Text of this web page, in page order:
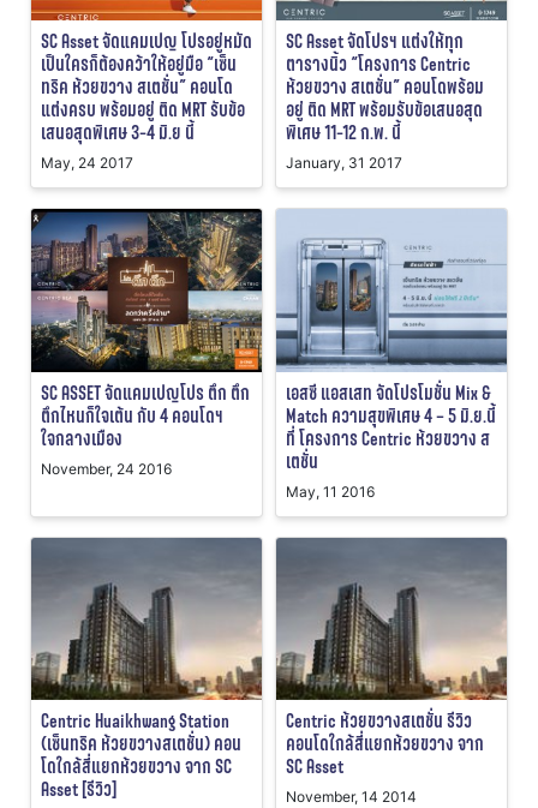
SC Asset จัดแคมเปญ โปรอยู่หมัด
เป็นใครก็ต้องคว้าให้อยู่มือ “เซ็น
ทริค ห้วยขวาง สเตชั่น” คอนโด
แต่งครบ พร้อมอยู่ ติด MRT รับข้อ
เสนอสุดพิเศษ 3-4 มิ.ย นี้
May, 24 2017
SC Asset จัดโปรฯ แต่งให้ทุก
ตารางนิ้ว “โครงการ Centric
ห้วยขวาง สเตชั่น” คอนโดพร้อม
อยู่ ติด MRT พร้อมรับข้อเสนอสุด
พิเศษ 11-12 ก.พ. นี้
January, 31 2017
SC ASSET จัดแคมเปญโปร ตึก ตึก
ตึกไหนก็ใจเต้น กับ 4 คอนโดฯ
ใจกลางเมือง
November, 24 2016
เอสซี แอสเสท จัดโปรโมชั่น Mix &
Match ความสุขพิเศษ 4 – 5 มิ.ย.นี้
ที่ โครงการ Centric ห้วยขวาง ส
เตชั่น
May, 11 2016
Centric Huaikhwang Station
(เซ็นทริค ห้วยขวางสเตชั่น) คอน
โดใกล้สี่แยกห้วยขวาง จาก SC
Asset [รีวิว]
Centric ห้วยขวางสเตชั่น รีวิว
คอนโดใกล้สี่แยกห้วยขวาง จาก
SC Asset
November, 14 2014